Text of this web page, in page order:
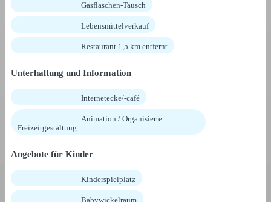
Gasflaschen-Tausch
Lebensmittelverkauf
Restaurant 1,5 km entfernt
Unterhaltung und Information
Internetecke/-café
Animation / Organisierte
Freizeitgestaltung
Angebote für Kinder
Kinderspielplatz
Babywickelraum